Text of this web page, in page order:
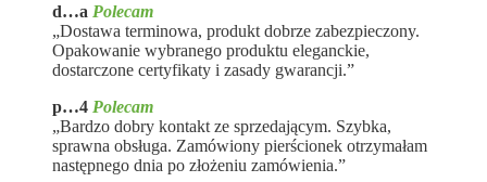
d…a Polecam
„Dostawa terminowa, produkt dobrze zabezpieczony.
Opakowanie wybranego produktu eleganckie,
dostarczone certyfikaty i zasady gwarancji.”
p…4 Polecam
„Bardzo dobry kontakt ze sprzedającym. Szybka,
sprawna obsługa. Zamówiony pierścionek otrzymałam
następnego dnia po złożeniu zamówienia.”